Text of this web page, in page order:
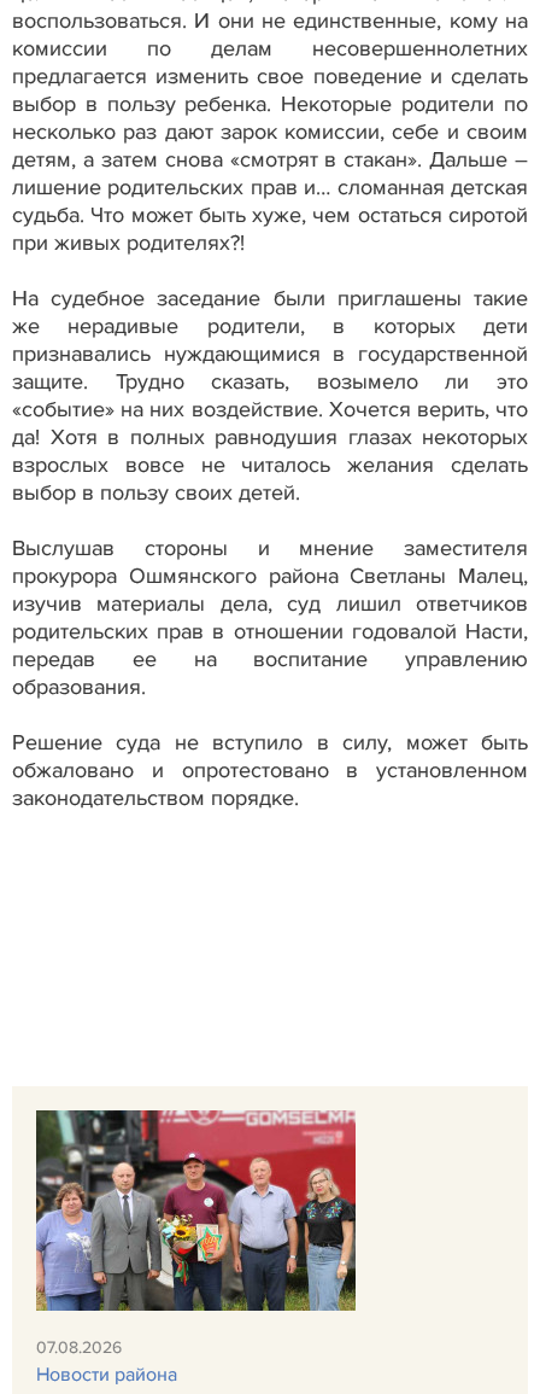
воспользоваться. И они не единственные, кому на
комиссии по делам несовершеннолетних
предлагается изменить свое поведение и сделать
выбор в пользу ребенка. Некоторые родители по
несколько раз дают зарок комиссии, себе и своим
детям, а затем снова «смотрят в стакан». Дальше –
лишение родительских прав и… сломанная детская
судьба. Что может быть хуже, чем остаться сиротой
при живых родителях?!
На судебное заседание были приглашены такие
же нерадивые родители, в которых дети
признавались нуждающимися в государственной
защите. Трудно сказать, возымело ли это
«событие» на них воздействие. Хочется верить, что
да! Хотя в полных равнодушия глазах некоторых
взрослых вовсе не читалось желания сделать
выбор в пользу своих детей.
Выслушав стороны и мнение заместителя
прокурора Ошмянского района Светланы Малец,
изучив материалы дела, суд лишил ответчиков
родительских прав в отношении годовалой Насти,
передав ее на воспитание управлению
образования.
Решение суда не вступило в силу, может быть
обжаловано и опротестовано в установленном
законодательством порядке.
07.08.2026
Новости района